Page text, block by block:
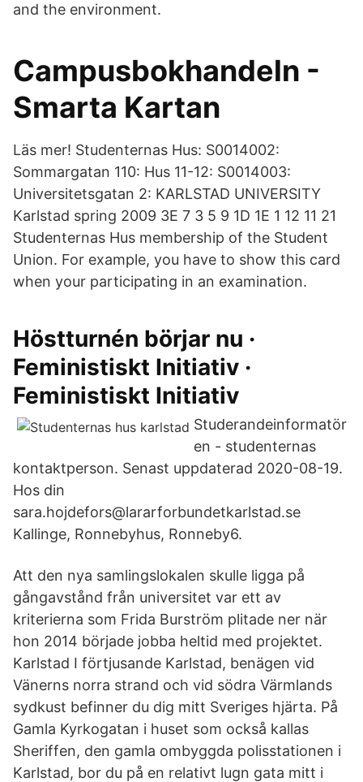
and the environment.
Campusbokhandeln -
Smarta Kartan
Läs mer! Studenternas Hus: S0014002:
Sommargatan 110: Hus 11-12: S0014003:
Universitetsgatan 2: KARLSTAD UNIVERSITY
Karlstad spring 2009 3E 7 3 5 9 1D 1E 1 12 11 21
Studenternas Hus membership of the Student
Union. For example, you have to show this card
when your participating in an examination.
Höstturnén börjar nu ·
Feministiskt Initiativ ·
Feministiskt Initiativ
Studerandeinformatör
en - studenternas
kontaktperson. Senast uppdaterad 2020-08-19.
Hos din
sara.hojdefors@lararforbundetkarlstad.se
Kallinge, Ronnebyhus, Ronneby6.
Att den nya samlingslokalen skulle ligga på
gångavstånd från universitet var ett av
kriterierna som Frida Burström plitade ner när
hon 2014 började jobba heltid med projektet.
Karlstad I förtjusande Karlstad, benägen vid
Vänerns norra strand och vid södra Värmlands
sydkust befinner du dig mitt Sveriges hjärta. På
Gamla Kyrkogatan i huset som också kallas
Sheriffen, den gamla ombyggda polisstationen i
Karlstad, bor du på en relativt lugn gata mitt i